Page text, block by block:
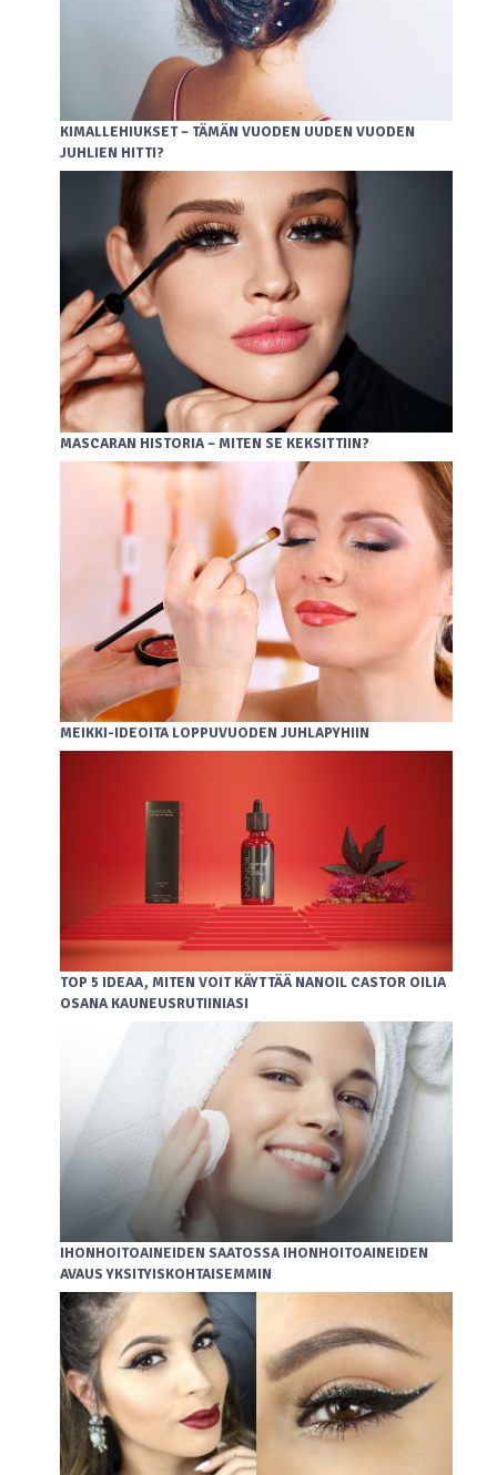
KIMALLEHIUKSET – TÄMÄN VUODEN UUDEN VUODEN
JUHLIEN HITTI?
MASCARAN HISTORIA – MITEN SE KEKSITTIIN?
MEIKKI-IDEOITA LOPPUVUODEN JUHLAPYHIIN
TOP 5 IDEAA, MITEN VOIT KÄYTTÄÄ NANOIL CASTOR OILIA
OSANA KAUNEUSRUTIINIASI
IHONHOITOAINEIDEN SAATOSSA IHONHOITOAINEIDEN
AVAUS YKSITYISKOHTAISEMMIN